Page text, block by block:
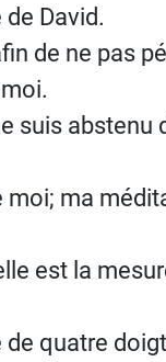
David.
de ne pas
suis
ma
est la
quatre